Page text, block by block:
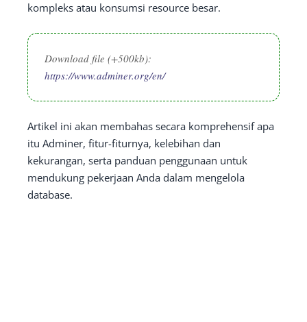
kompleks atau konsumsi resource besar.
Download file (+500kb):
https://www.adminer.org/en/
Artikel ini akan membahas secara komprehensif apa
itu Adminer, fitur-fiturnya, kelebihan dan
kekurangan, serta panduan penggunaan untuk
mendukung pekerjaan Anda dalam mengelola
database.